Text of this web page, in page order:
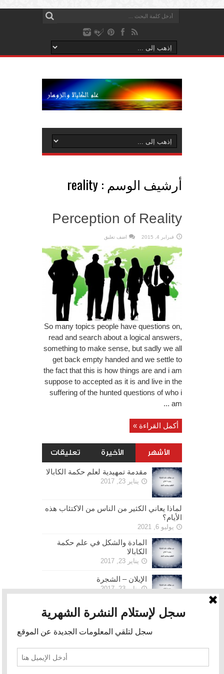
أرشيف الوسم : reality
Perception of Reality
فبراير 4, 2015 اضف تعليق
So many topics people have questions on,
read and search about a logical answers,
something to make sense, but sadly we all
get back empty handed and we settle to
the fact that this is how things are and i am
suppose to accepted as it is and live in the
suffering of the hunted questions of who i
am ...
أكمل القراءة »
الأشهر الأخيرة تعليقات
مقدمة تمهيدية لعلم حكمة الكابالا
يناير 23, 2017
لماذا يعاني الكثير من الناس من الاكتئاب هذه
الأيام؟
يوليو 6, 2021
المادة والشكل في علم حكمة
الكابالا
يناير 23, 2017
الإيلان – الشجرة
يناير 23, 2017
الحرية